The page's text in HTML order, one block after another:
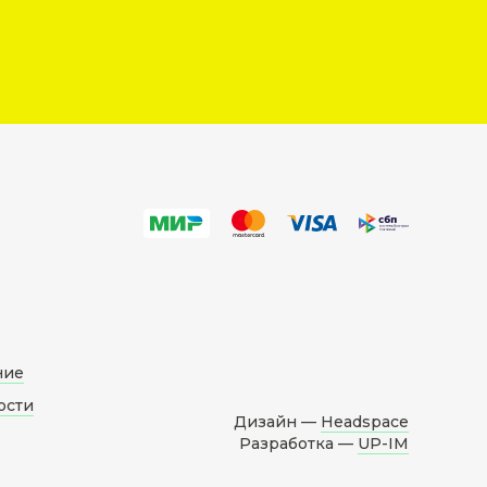
Дизайн — Headspace
Разработка — UP-IM